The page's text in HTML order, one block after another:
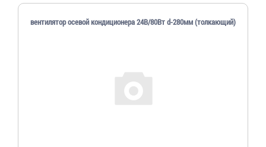
вентилятор осевой кондиционера 24В/80Вт d-280мм (толкающий)